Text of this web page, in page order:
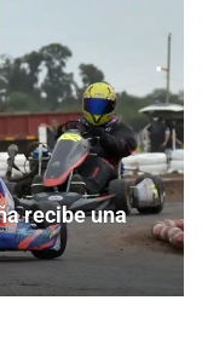
recibe una